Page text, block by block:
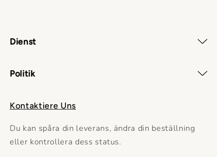
Dienst
Politik
Kontaktiere Uns
Du kan spåra din leverans, ändra din beställning
eller kontrollera dess status.